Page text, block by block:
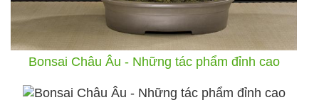
Bonsai Châu Âu - Những tác phẩm đỉnh cao